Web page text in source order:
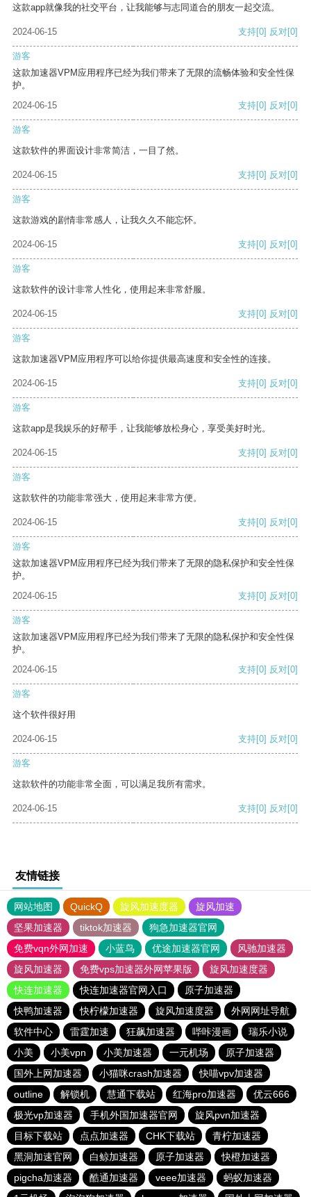
这款app就像我的社交平台，让我能够与志同道合的朋友一起交流。
2024-06-15 支持[0] 反对[0]
游客
这款加速器VPM应用程序已经为我们带来了无限的流畅体验和安全性保
护。
2024-06-15
支持[0] 反对[0]
游客
这款软件的界面设计非常简洁，一目了然。
2024-06-15 支持[0] 反对[0]
游客
这款游戏的剧情非常感人，让我久久不能忘怀。
2024-06-15 支持[0] 反对[0]
游客
这款软件的设计非常人性化，使用起来非常舒服。
2024-06-15 支持[0] 反对[0]
游客
这款加速器VPM应用程序可以给你提供最高速度和安全性的连接。
2024-06-15 支持[0] 反对[0]
游客
这款app是我娱乐的好帮手，让我能够放松身心，享受美好时光。
2024-06-15 支持[0] 反对[0]
游客
这款软件的功能非常强大，使用起来非常方便。
2024-06-15 支持[0] 反对[0]
游客
这款加速器VPM应用程序已经为我们带来了无限的隐私保护和安全性保
护。
2024-06-15
支持[0] 反对[0]
游客
这款加速器VPM应用程序已经为我们带来了无限的隐私保护和安全性保
护。
2024-06-15
支持[0] 反对[0]
游客
这个软件很好用
2024-06-15 支持[0] 反对[0]
游客
这款软件的功能非常全面，可以满足我所有需求。
2024-06-15 支持[0] 反对[0]
友情链接
网站地图 QuickQ 旋风加速度器
旋风加速
坚果加速器
tiktok加速器
狗急加速器官网
免费vqn外网加速
小蓝鸟 优途加速器官网
风驰加速器
旋风加速器
免费vps加速器外网苹果版
旋风加速度器
快连加速器
快连加速器官网入口
原子加速器
快鸭加速器
快柠檬加速器 旋风加速度器
外网网址导航
软件中心
雷霆加速 狂飙加速器 哔咔漫画
瑞乐小说
小美
小美vpn 小美加速器 一元机场
原子加速器
国外上网加速器
小猫咪crash加速器
快喵vpv加速器
outline
解锁机 慧通下载站 红海pro加速器
优云666
极光vp加速器
手机外国加速器官网
旋风pvn加速器
目标下载站
点点加速器 CHK下载站
青柠加速器
黑洞加速官网
白鲸加速器 原子加速器
快橙加速器
pigcha加速器
酷通加速器 veee加速器
蚂蚁加速器